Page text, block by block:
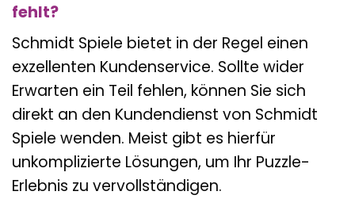
fehlt?
Schmidt Spiele bietet in der Regel einen
exzellenten Kundenservice. Sollte wider
Erwarten ein Teil fehlen, können Sie sich
direkt an den Kundendienst von Schmidt
Spiele wenden. Meist gibt es hierfür
unkomplizierte Lösungen, um Ihr Puzzle-
Erlebnis zu vervollständigen.